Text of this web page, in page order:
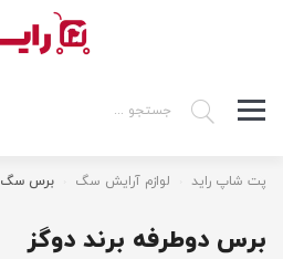
پت شاپ راید لوازم آرایش سگ برس سگ
برس دوطرفه برند دوگز